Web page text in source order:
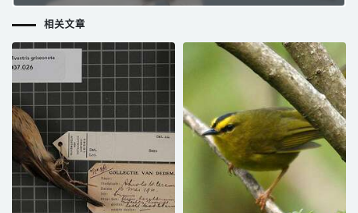
相关文章